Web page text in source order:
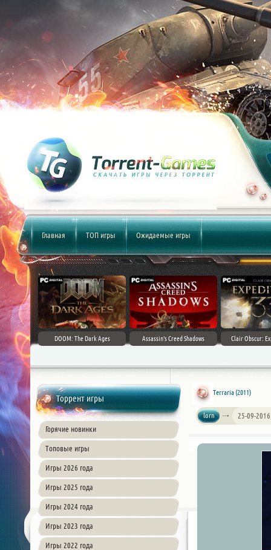
Главная ТОП игры Ожидаемые игры
DOOM: The Dark Ages Assassin's Creed Shadows Clair Obscur:
Торрент игры
Горячие новинки
Топовые игры
Игры 2026 года
Игры 2025 года
Игры 2024 года
Игры 2023 года
Игры 2022 года
Terraria (2011)
lorn 25-09-